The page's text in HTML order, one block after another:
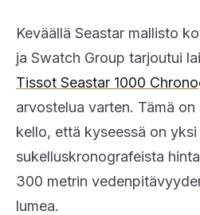
Keväällä Seastar mallisto
ja Swatch Group tarjoutui
Tissot Seastar 1000
arvostelua varten. Tämä
kello, että kyseessä on
sukelluskronografeista
300 metrin
lumea.